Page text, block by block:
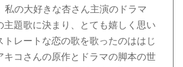
私の大好きな杏さん主演のドラマ
主題歌に決まり、とても嬉しく思い
トレートな恋の歌を歌ったのははじ
キコさんの原作とドラマの脚本の世